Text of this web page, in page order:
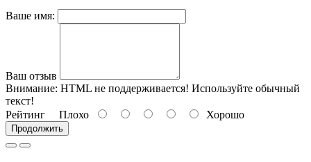
Ваше имя:
Ваш отзыв
Внимание: HTML не поддерживается! Используйте обычный
текст!
Рейтинг Плохо Хорошо
Продолжить